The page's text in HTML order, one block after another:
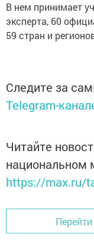
В нем принимает
эксперта, 60
59 стран и
Следите за
Telegram-
Читайте
национальном
https://max.ru/